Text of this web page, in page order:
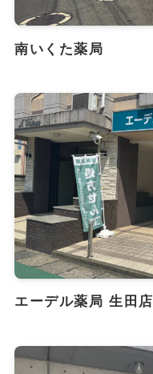
南いくた薬局
エーデル薬局 生田店